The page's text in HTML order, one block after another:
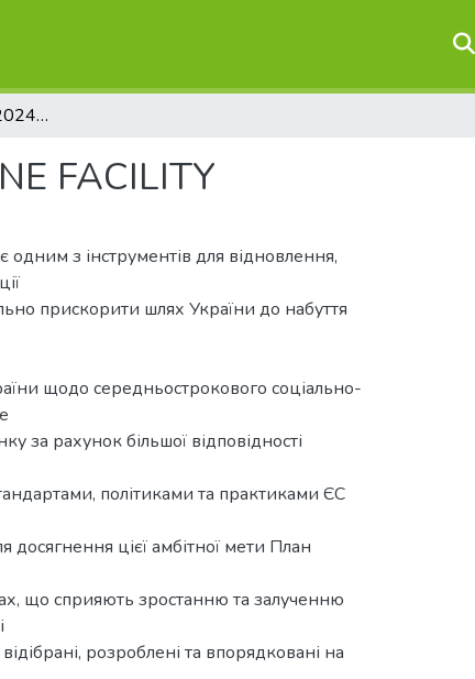
ПЛАН ПЕРЕХОДУ 2024-2027:UKRAINE FACILITY
FACILITY
одним з інструментів для відновлення,
прискорити шлях України до набуття
щодо середньострокового соціально-
за рахунок більшої відповідності
політиками та практиками ЄС
досягнення цієї амбітної мети План
що сприяють зростанню та залученню
розроблені та впорядковані на